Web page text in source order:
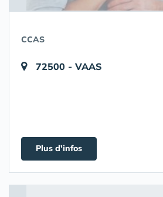
CCAS
72500 - VAAS
Plus d'infos